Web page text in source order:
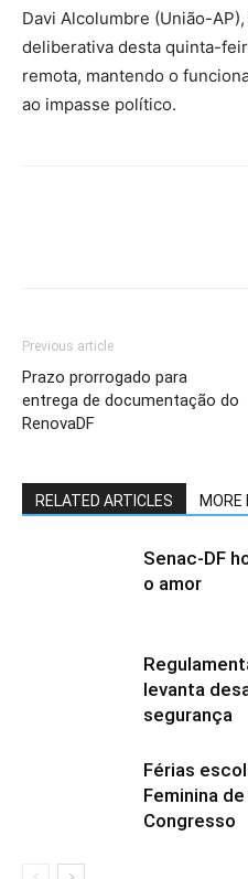
Davi Alcolumbre (União-
deliberativa desta quinta-
remota, mantendo o
ao impasse político.
Previous article
Prazo prorrogado para
entrega de documentação do
RenovaDF
RELATED ARTICLES MORE
Senac-DF
o amor
levanta
segurança
Férias
Feminina
Congresso